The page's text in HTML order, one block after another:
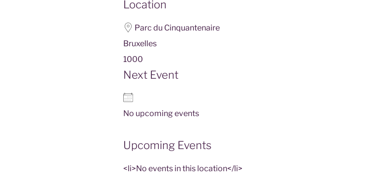
Location
Parc du Cinquantenaire
Bruxelles
1000
Next Event
No upcoming events
Upcoming Events
<li>No events in this location</li>